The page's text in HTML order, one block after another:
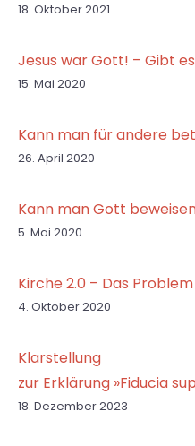
18. Oktober 2021
Jesus war Gott! – Gibt
15. Mai 2020
Kann man für andere
26. April 2020
Kann man Gott
5. Mai 2020
Kirche 2.0 – Das
4. Oktober 2020
Klarstellung
zur Erklärung »Fiducia
18. Dezember 2023